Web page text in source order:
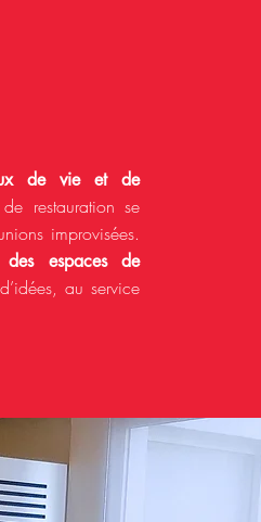
de vie et de
restauration se
improvisées.
des espaces de
au service